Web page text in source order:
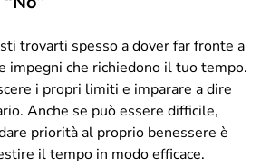
trovarti spesso a dover far fronte a
impegni che richiedono il tuo tempo.
i propri limiti e imparare a dire
Anche se può essere difficile,
priorità al proprio benessere è
il tempo in modo efficace.